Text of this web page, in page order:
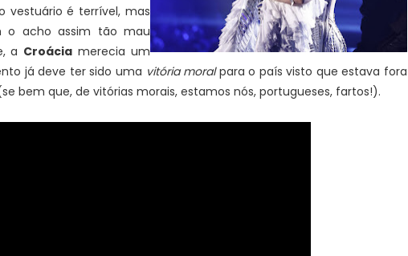
vestuário é terrível, mas
o acho assim tão mau
a Croácia merecia um
já deve ter sido uma vitória moralpara o país visto que estava fora
bem que, de vitórias morais, estamos nós, portugueses, fartos!).